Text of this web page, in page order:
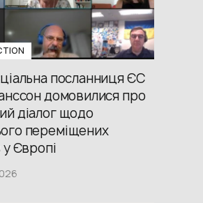
посланниця ЄС
домовилися про
діалог щодо
переміщених
у Європі